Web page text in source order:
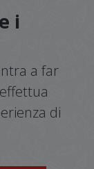
i
a far
di